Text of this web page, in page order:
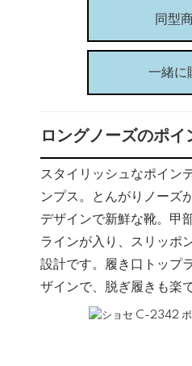
同型
一緒に
ロングノーズのポイ
スタイリッシュなポイン
ンプス。とんがりノーズ
デザインで新鮮な靴。甲
ラインが入り、スリッポ
設計です。履き口トップ
ザインで、脱ぎ履きも楽で